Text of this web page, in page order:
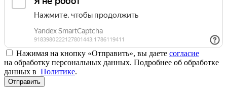
Нажимая на кнопку «Отправить», вы даете согласие
на обработку персональных данных. Подробнее об обработке
данных в Политике.
Отправить